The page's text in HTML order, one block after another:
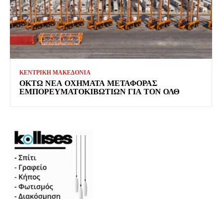
ΚΕΝΤΡΙΚΗ ΜΑΚΕΔΟΝΙΑ
ΟΚΤΏ ΝΈΑ ΟΧΉΜΑΤΑ ΜΕΤΑΦΟΡΆΣ
ΕΜΠΟΡΕΥΜΑΤΟΚΙΒΩΤΊΩΝ ΓΙΑ ΤΟΝ ΟΛΘ